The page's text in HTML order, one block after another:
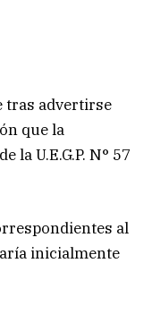
tras advertirse
que la
la U.E.G.P. N° 57
al
inicialmente